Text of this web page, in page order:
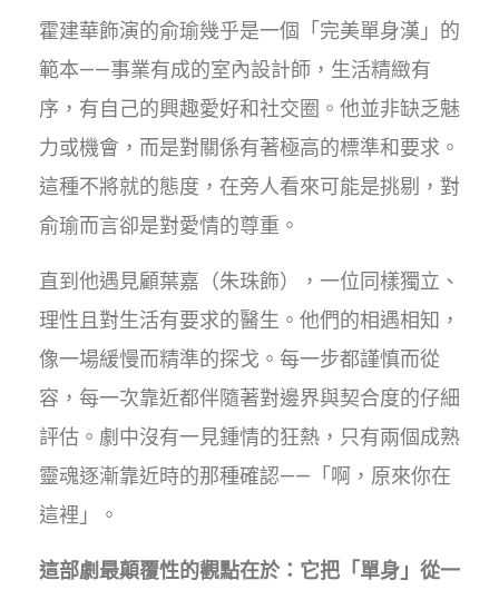
霍建華飾演的俞瑜幾乎是一個「完美單身漢」的
範本——事業有成的室內設計師，生活精緻有
序，有自己的興趣愛好和社交圈。他並非缺乏魅
力或機會，而是對關係有著極高的標準和要求。
這種不將就的態度，在旁人看來可能是挑剔，對
俞瑜而言卻是對愛情的尊重。
直到他遇見顧葉嘉（朱珠飾），一位同樣獨立、
理性且對生活有要求的醫生。他們的相遇相知，
像一場緩慢而精準的探戈。每一步都謹慎而從
容，每一次靠近都伴隨著對邊界與契合度的仔細
評估。劇中沒有一見鍾情的狂熱，只有兩個成熟
靈魂逐漸靠近時的那種確認——「啊，原來你在
這裡」。
這部劇最顛覆性的觀點在於：它把「單身」從一